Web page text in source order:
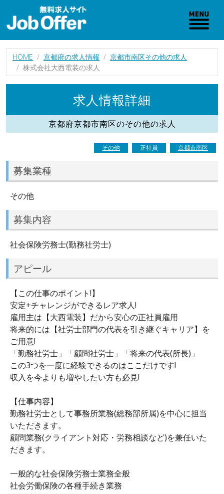
HOME 京都府の求人情報
京都市南区その他の求人
株式会社大西電装の求人
求人情報詳細
京都府京都市南区のその他の求人
その他 正社員 京都市南区
募集業種
その他
募集内容
社会保険労務士(勤務社労士)
アピール
【この仕事のポイント!】
安定+チャレンジができるレア求人!
雇用主は【大西電装】だから安心の正社員雇用
将来的には【社労士部門の代表を引き継ぐキャリア】を
ご用意!
「勤務社労士」「顧問社労士」「将来の代表(所長)」
この3つを一度に経験できるのはここだけです!
収入を今よりも増やしたい方も必見!
【仕事内容】
勤務社労士として事務所業務(総務部所属)を中心に担当
いただきます。
顧問業務(クライアント対応・労務相談など)を兼任いた
だきます。
一般的な社会保険労務士業務全般
社会労働保険の各種手続き業務